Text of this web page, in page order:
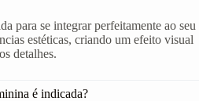
para se integrar perfeitamente ao seu
estéticas, criando um efeito visual
detalhes.
é indicada?